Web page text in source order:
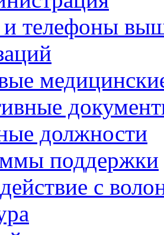
и телефоны
должности
поддержки
с